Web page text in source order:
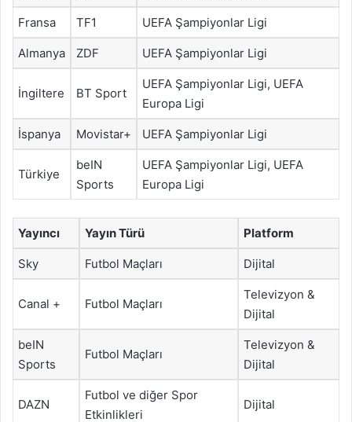
Fransa TF1 UEFA Şampiyonlar Ligi
Almanya ZDF UEFA Şampiyonlar Ligi
İngiltere BT Sport
UEFA Şampiyonlar Ligi, UEFA
Europa Ligi
İspanya Movistar+ UEFA Şampiyonlar Ligi
Türkiye
beIN
Sports
UEFA Şampiyonlar Ligi, UEFA
Europa Ligi
Yayıncı Yayın Türü Platform
Sky Futbol Maçları Dijital
Canal + Futbol Maçları
Televizyon &
Dijital
beIN
Sports
Futbol Maçları
Televizyon &
Dijital
DAZN
Futbol ve diğer Spor
Etkinlikleri
Dijital